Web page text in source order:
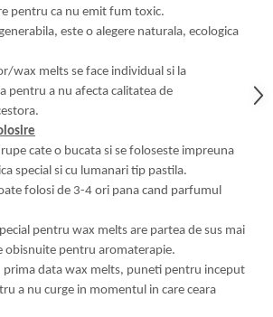
pentru ca nu emit fum toxic.
este o alegere naturala, ecologica
wax melts se face individual si la
pentru a nu afecta calitatea de
cate o bucata si se foloseste impreuna
special si cu lumanari tip pastila.
folosi de 3-4 ori pana cand parfumul
pentru wax melts are partea de sus mai
obisnuite pentru aromaterapie.
prima data wax melts, puneti pentru inceput
a nu curge in momentul in care ceara